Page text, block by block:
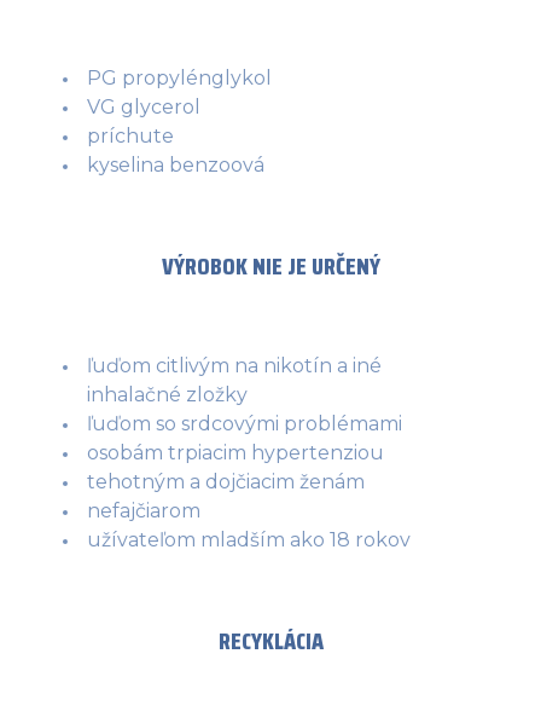
PG propylénglykol
VG glycerol
príchute
kyselina benzoová
VÝROBOK NIE JE URČENÝ
ľuďom citlivým na nikotín a iné
inhalačné zložky
ľuďom so srdcovými problémami
osobám trpiacim hypertenziou
tehotným a dojčiacim ženám
nefajčiarom
užívateľom mladším ako 18 rokov
RECYKLÁCIA